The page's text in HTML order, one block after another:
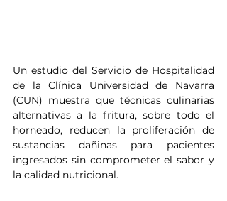
Un estudio del Servicio de Hospitalidad
de la Clínica Universidad de Navarra
(CUN) muestra que técnicas culinarias
alternativas a la fritura, sobre todo el
horneado, reducen la proliferación de
sustancias dañinas para pacientes
ingresados sin comprometer el sabor y
la calidad nutricional.